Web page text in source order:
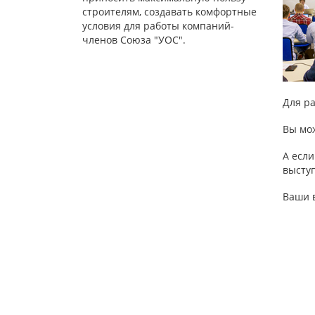
строителям, создавать комфортные
условия для работы компаний-
членов Союза "УОС".
Для
Вы
А
Ваши